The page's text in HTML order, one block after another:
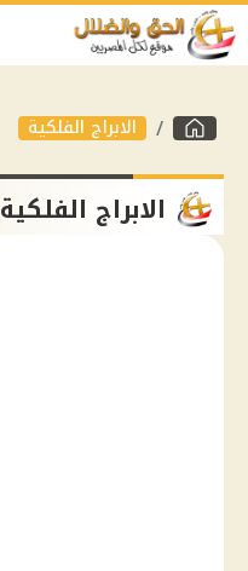
الابراج الفلكية
الابراج الفلكية